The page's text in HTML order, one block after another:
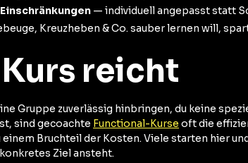
— individuell angepasst statt
Kreuzheben & Co. sauber lernen will,
reicht
Gruppe zuverlässig hinbringen, du keine
sind gecoachte Functional-Kurse oft die
Bruchteil der Kosten. Viele starten hier
Ziel ansteht.